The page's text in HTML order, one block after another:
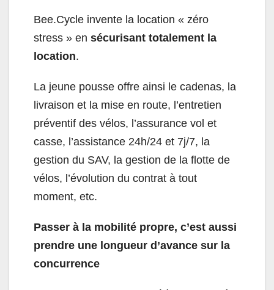
Bee.Cycle invente la location « zéro
stress » en sécurisant totalement la
location.
La jeune pousse offre ainsi le cadenas, la
livraison et la mise en route, l’entretien
préventif des vélos, l’assurance vol et
casse, l’assistance 24h/24 et 7j/7, la
gestion du SAV, la gestion de la flotte de
vélos, l’évolution du contrat à tout
moment, etc.
Passer à la mobilité propre, c’est aussi
prendre une longueur d’avance sur la
concurrence